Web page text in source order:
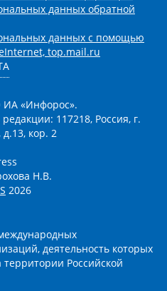
данных обратной
данных с помощью
top.mail.ru
ИА «Инфорос».
117218, Россия, г.
кор. 2
Н.В.
2026
деятельность которых
Российской